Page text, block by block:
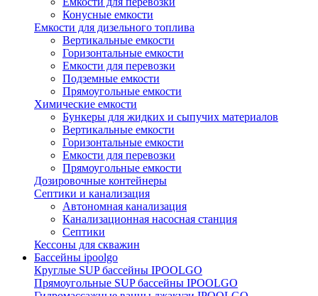
Конусные емкости
Емкости для дизельного топлива
Вертикальные емкости
Горизонтальные емкости
Емкости для перевозки
Подземные емкости
Прямоугольные емкости
Химические емкости
Бункеры для жидких и сыпучих материалов
Вертикальные емкости
Горизонтальные емкости
Емкости для перевозки
Прямоугольные емкости
Дозировочные контейнеры
Септики и канализация
Автономная канализация
Канализационная насосная станция
Септики
Кессоны для скважин
Бассейны ipoolgo
Круглые SUP бассейны IPOOLGO
Прямоугольные SUP бассейны IPOOLGO